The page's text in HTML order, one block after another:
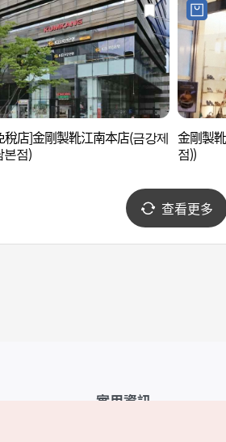
稅店]金剛製靴江南本店(금강제
본점)
金剛製
점))
查看更多
實用資訊